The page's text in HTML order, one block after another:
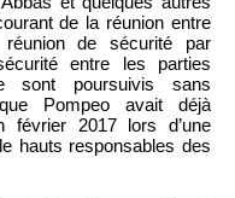
de la réunion entre
de sécurité par
entre les parties
sont poursuivis sans
Pompeo avait déjà
2017 lors d’une
hauts responsables des